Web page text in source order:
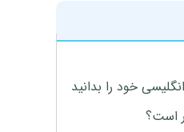
خود را بدانید